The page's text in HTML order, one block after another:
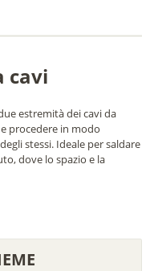
cavi
estremità dei cavi da
procedere in modo
stessi. Ideale per saldare
dove lo spazio e la